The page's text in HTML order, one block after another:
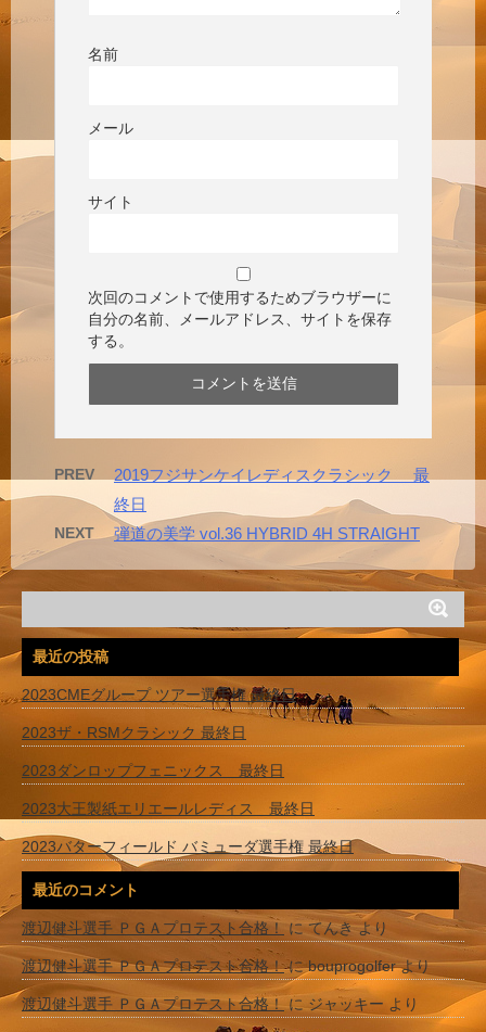
名前
メール
サイト
次回のコメントで使用するためブラウザーに
自分の名前、メールアドレス、サイトを保存
する。
PREV
2019フジサンケイレディスクラシック 最
終日
NEXT 弾道の美学 vol.36 HYBRID 4H STRAIGHT
最近の投稿
2023CMEグループ ツアー選手権 最終日
2023ザ・RSMクラシック 最終日
2023ダンロップフェニックス 最終日
2023大王製紙エリエールレディス 最終日
2023バターフィールド バミューダ選手権 最終日
最近のコメント
渡辺健斗選手 ＰＧＡプロテスト合格！にてんきより
渡辺健斗選手 ＰＧＡプロテスト合格！にbouprogolferより
渡辺健斗選手 ＰＧＡプロテスト合格！ に ジャッキー より